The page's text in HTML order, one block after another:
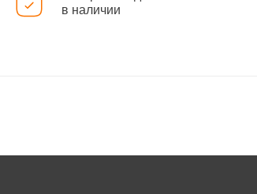
в наличии